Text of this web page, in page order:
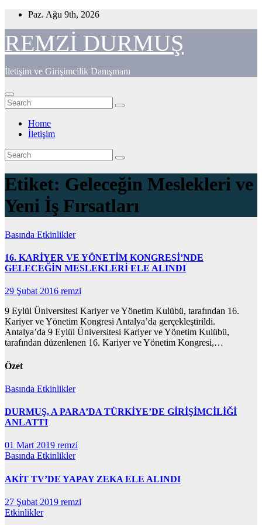
Skip
content
Paz. Ağu 9th, 2026
REMZİ DURMUŞ
İletişim ve Girişimcilik Danışmanı
Home
İletişim
Etiket: Geleceğin Meslekleri ve
Yeni İş Fırsatları
Basında Etkinlikler
16. KARİYER VE YÖNETİM KONGRESİ’NDE
GELECEĞİN MESLEKLERİ ELE ALINDI
29 Şubat 2016 remzi
9 Eylül Üniversitesi Kariyer ve Yönetim Kulübü, tarafından 16.
Kariyer ve Yönetim Kongresi Antalya’da gerçekleştirildi.
Antalya’da 9 Eylül Üniversitesi Kariyer ve Yönetim Kulübü,
tarafından düzenlenen 16. Kariyer ve Yönetim Kongresi,…
Özet
Basında Etkinlikler
DURMUŞ, A PARA’DA TÜRKİYE’DE GİRİŞİMCİLİĞİ
ANLATTI
01 Mart 2019 remzi
Basında Etkinlikler
AKİT TV’DE YAPAY ZEKA ELE ALINDI
27 Şubat 2019 remzi
Etkinlikler